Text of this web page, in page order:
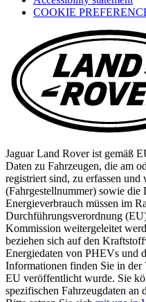
a
tab)
COOKIE
Jaguar Land Rover ist gemäß
Daten zu Fahrzeugen, die am
registriert sind, zu erfassen
(Fahrgestellnummer) sowie
Energieverbrauch müssen im
Durchführungsverordnung
Kommission weitergeleitet
beziehen sich auf den
Energiedaten von PHEVs und
Informationen finden Sie in der
EU veröffentlicht wurde. Sie
spezifischen Fahrzeugdaten